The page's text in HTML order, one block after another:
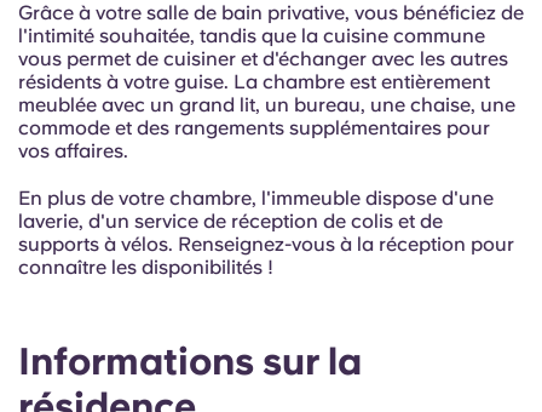
Portuguese
Informations sur la
Grâce à votre salle de bain privative, vous bénéficiez de
l'intimité souhaitée, tandis que la cuisine commune
vous permet de cuisiner et d'échanger avec les autres
résidents à votre guise. La chambre est entièrement
meublée avec un grand lit, un bureau, une chaise, une
commode et des rangements supplémentaires pour
vos affaires.
En plus de votre chambre, l'immeuble dispose d'une
laverie, d'un service de réception de colis et de
supports à vélos. Renseignez-vous à la réception pour
connaître les disponibilités !